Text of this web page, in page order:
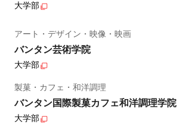
大学部
アート・デザイン・映像・映画
バンタン芸術学院
大学部
製菓・カフェ・和洋調理
バンタン国際製菓カフェ和洋調理学院
大学部